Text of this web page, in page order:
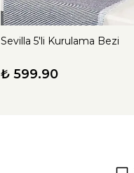
Sevilla 5'li Kurulama Bezi
₺ 599.90